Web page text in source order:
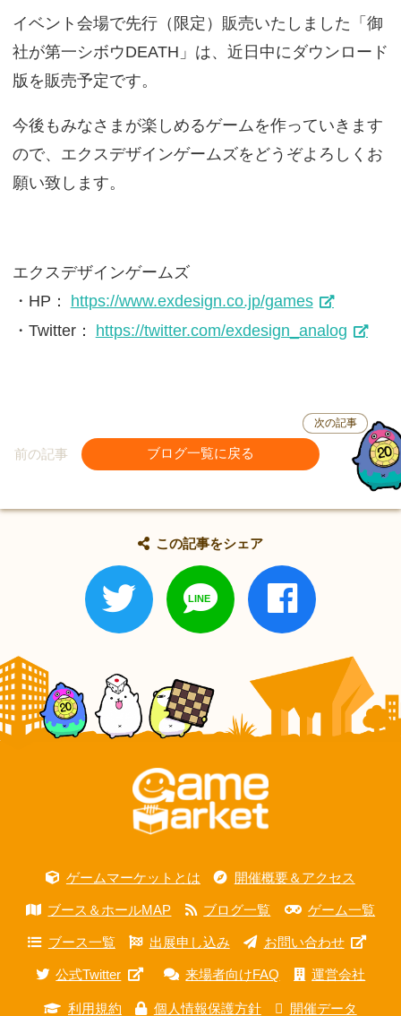
イベント会場で先行（限定）販売いたしました「御
社が第一シボウDEATH」は、近日中にダウンロード
版を販売予定です。
今後もみなさまが楽しめるゲームを作っていきます
ので、エクスデザインゲームズをどうぞよろしくお
願い致します。
エクスデザインゲームズ
・HP：
https://www.exdesign.co.jp/games
・Twitter：
https://twitter.com/exdesign_analog
前の記事 ブログ一覧に戻る
次の記事
この記事をシェア
ゲームマーケットとは 開催概要＆アクセス
ブース＆ホールMAP ブログ一覧 ゲーム一覧
ブース一覧 出展申し込み お問い合わせ
公式Twitter 来場者向けFAQ 運営会社
利用規約 個人情報保護方針 開催データ